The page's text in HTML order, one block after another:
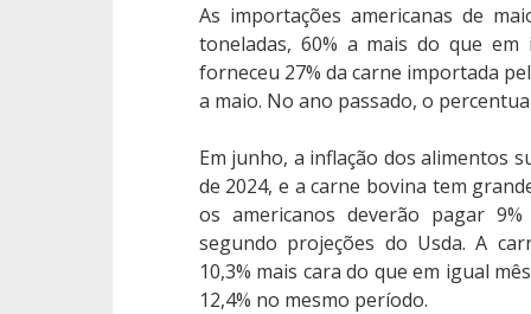
As importações americanas de
toneladas, 60% a mais do que
forneceu 27% da carne importada
a maio. No ano passado, o
Em junho, a inflação dos alimentos
de 2024, e a carne bovina tem
os americanos deverão pagar
segundo projeções do Usda. A
10,3% mais cara do que em igual
12,4% no mesmo período.